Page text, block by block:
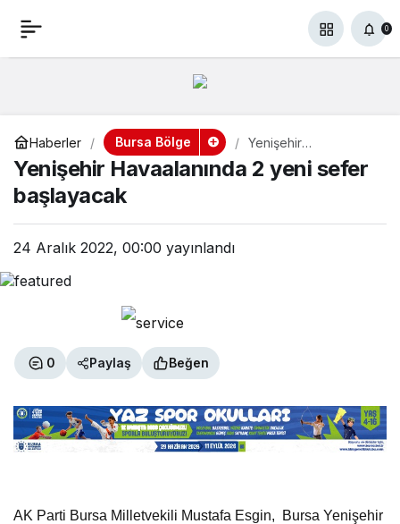
0
Haberler Bursa Bölge
Yenişehir
Havaalanında 2 yeni
sefer başlayacak
Yenişehir Havaalanında 2 yeni sefer
başlayacak
24 Aralık 2022, 00:00 yayınlandı
0 Paylaş Beğen
AK Parti Bursa Milletvekili Mustafa Esgin,
Bursa Yenişehir
Yenişehir Havaalanında 0 Paylaş